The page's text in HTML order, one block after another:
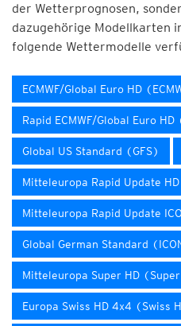
der Wetterprognosen,
dazugehörige Modellkarten
folgende Wettermodelle
ECMWF/Global Euro HD
Rapid ECMWF/Global Euro
Global US Standard (GFS)
Mitteleuropa Rapid Update
Mitteleuropa Rapid Update
Global German Standard
Mitteleuropa Super HD
Europa Swiss HD 4x4 (Swiss